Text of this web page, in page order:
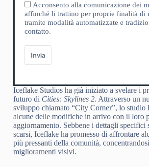
Acconsento alla comunicazione dei
affinché li trattino per proprie finalità di
tramite modalità automatizzate e
contatto.
Invia
Iceflake Studios ha già iniziato a svelare i
futuro di Cities: Skylines 2. Attraverso un
sviluppo chiamato “City Corner”, lo studio
alcune delle modifiche in arrivo con il loro
aggiornamento. Sebbene i dettagli specifici
scarsi, Iceflake ha promesso di affrontare
più pressanti della comunità,
miglioramenti visivi.